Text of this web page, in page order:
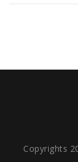
Copyrights